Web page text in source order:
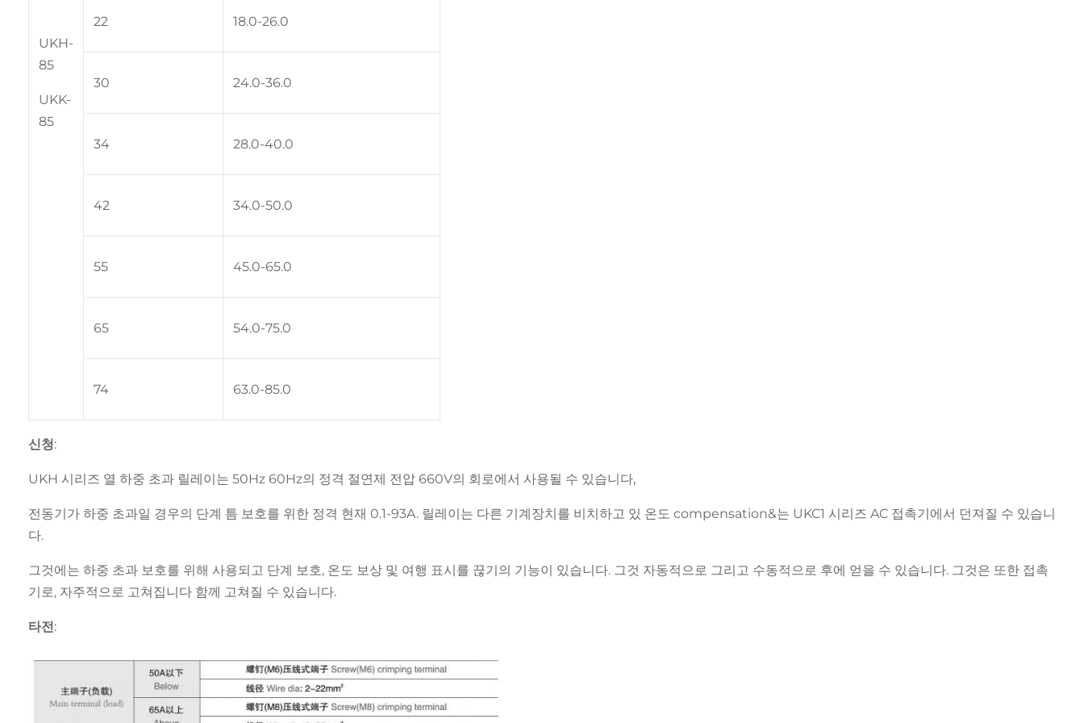
UKH-
85
UKK-
85
22 18.0-26.0
30 24.0-36.0
34 28.0-40.0
42 34.0-50.0
55 45.0-65.0
65 54.0-75.0
74 63.0-85.0
신청:
UKH 시리즈 열 하중 초과 릴레이는 50Hz 60Hz의 정격 절연제 전압 660V의 회로에서 사용될 수 있습니다,
전동기가 하중 초과일 경우의 단계 틈 보호를 위한 정격 현재 0.1-93A. 릴레이는 다른 기계장치를 비치하고 있 온도 compensation&는 UKC1 시리즈 AC 접촉기에서 던져질 수 있습니
다.
그것에는 하중 초과 보호를 위해 사용되고 단계 보호, 온도 보상 및 여행 표시를 끊기의 기능이 있습니다. 그것 자동적으로 그리고 수동적으로 후에 얻을 수 있습니다. 그것은 또한 접촉
기로, 자주적으로 고쳐집니다 함께 고쳐질 수 있습니다.
타전: